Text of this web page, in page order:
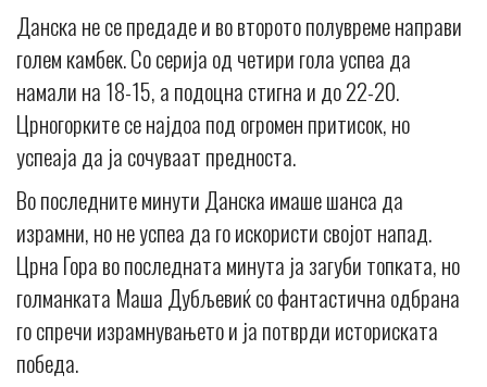
Данска не се предаде и во второто полувреме направи
голем камбек. Со серија од четири гола успеа да
намали на 18-15, а подоцна стигна и до 22-20.
Црногорките се најдоа под огромен притисок, но
успеаја да ја сочуваат предноста.
Во последните минути Данска имаше шанса да
израмни, но не успеа да го искористи својот напад.
Црна Гора во последната минута ја загуби топката, но
голманката Маша Дубљевиќ со фантастична одбрана
го спречи израмнувањето и ја потврди историската
победа.